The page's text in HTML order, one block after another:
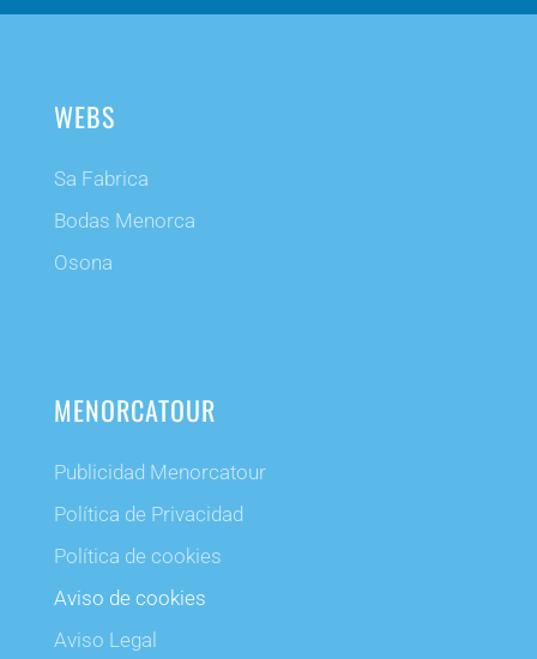
WEBS
Sa Fabrica
Bodas Menorca
Osona
MENORCATOUR
Publicidad Menorcatour
Política de Privacidad
Política de cookies
Aviso de cookies
Aviso Legal